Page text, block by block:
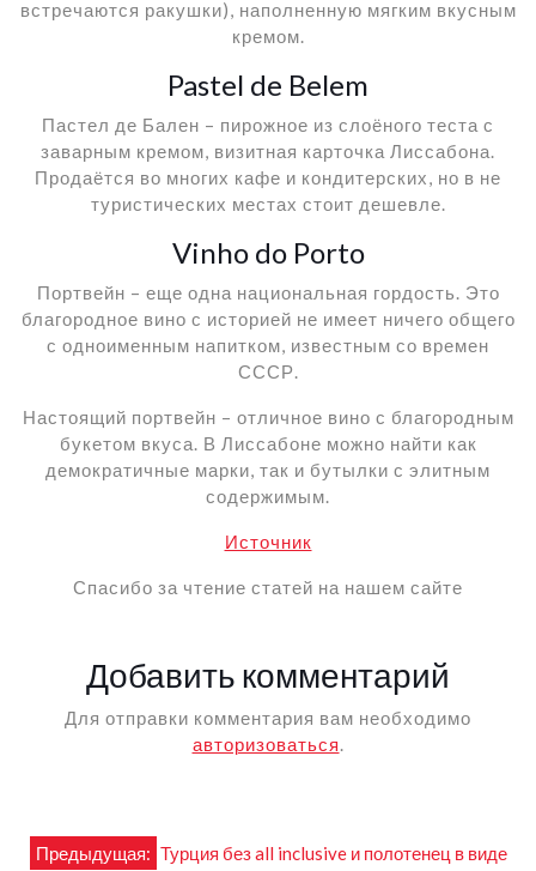
встречаются ракушки), наполненную мягким вкусным
кремом.
Pastel de Belem
Пастел де Бален – пирожное из слоёного теста с
заварным кремом, визитная карточка Лиссабона.
Продаётся во многих кафе и кондитерских, но в не
туристических местах стоит дешевле.
Vinho do Porto
Портвейн – еще одна национальная гордость. Это
благородное вино с историей не имеет ничего общего
с одноименным напитком, известным со времен
СССР.
Настоящий портвейн – отличное вино с благородным
букетом вкуса. В Лиссабоне можно найти как
демократичные марки, так и бутылки с элитным
содержимым.
Источник
Спасибо за чтение статей на нашем сайте
Добавить комментарий
Для отправки комментария вам необходимо
авторизоваться.
Навигация
Предыдущая: Турция без all inclusive и полотенец в виде